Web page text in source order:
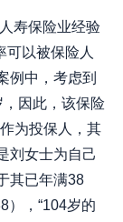
寿保险业经验
可以被保险人
例中，考虑到
因此，该保险
为投保人，其
刘女士为自己
其已年满38
），“104岁的